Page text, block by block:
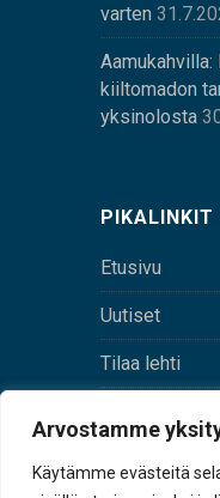
Arvostamme
Käytämme evästeitä
varten
Aamukahvilla:
kiiltomadon
yksinolosta
PIKALINKIT
Etusivu
Uutiset
Tilaa lehti